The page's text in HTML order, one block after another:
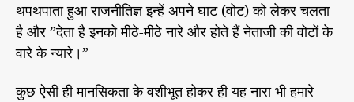
थपथपाता हुआ राजनीतिज्ञ इन्हें अपने घाट (वोट) को लेकर चलता
है और ”देता है इनको मीठे-मीठे नारे और होते हैं नेताजी की वोटों के
वारे के न्यारे।”
कुछ ऐसी ही मानसिकता के वशीभूत होकर ही यह नारा भी हमारे